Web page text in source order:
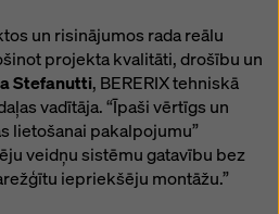
un risinājumos rada reālu
projekta kvalitāti, drošību un
Stefanutti, BERERIX tehniskā
vadītāja. “Īpaši vērtīgs un
lietošanai pakalpojumu”
veidņu sistēmu gatavību bez
iepriekšēju montāžu.”